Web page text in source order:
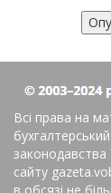
Всі права на
законодавства
сайту